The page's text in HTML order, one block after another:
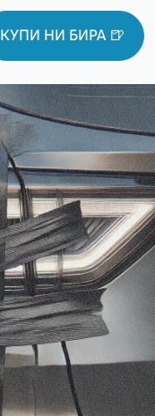
КУПИ НИ БИРА 🍺